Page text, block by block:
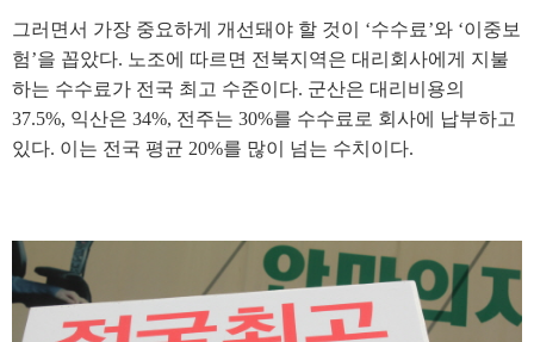
그러면서 가장 중요하게 개선돼야 할 것이 ‘수수료’와 ‘이중보
험’을 꼽았다. 노조에 따르면 전북지역은 대리회사에게 지불
하는 수수료가 전국 최고 수준이다. 군산은 대리비용의
37.5%, 익산은 34%, 전주는 30%를 수수료로 회사에 납부하고
있다. 이는 전국 평균 20%를 많이 넘는 수치이다.